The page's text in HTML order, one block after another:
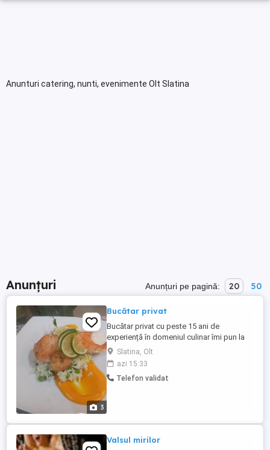
Anunturi catering, nunti, evenimente Olt Slatina
Anunțuri Anunțuri pe pagină: 20 50
3
Bucătar privat
Bucătar privat cu peste 15 ani de
experiență în domeniul culinar îmi pun la
dispoziție serviciu de a gati la tine acasă
ptr diferite evenimente din viața ta,sau
gătesc ptr famili cate nu au timp de gătit
și vor sa manince că la mama acasă ofer
Slatina, Olt
azi 15:33
Telefon validat
Valsul mirilor